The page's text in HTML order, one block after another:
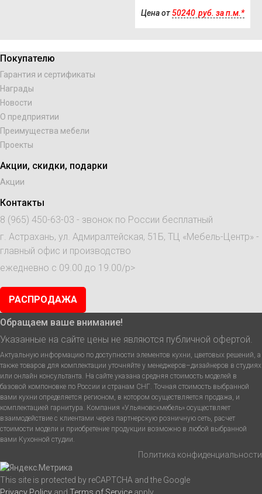
Цена от50240 руб. за п.м.*
Покупателю
Гарантия и сертификаты
Награды
Новости
О предприятии
Преимущества мебели
Проекты
Акции, скидки, подарки
Акции
Контакты
8 (965) 450-63-03 - звонок по России бесплатный
г. Астрахань, ул. Адмиралтейская, 51Б, ТЦ «Мебель-Центр» -
главный офис и производство
ежедневно с 09.00 до 19.00/p>
РАСПРОДАЖА
Обращаем ваше внимание!
Указанные на сайте цены не являются публичной офертой.
Актуальную информацию по доступности элементов кухни, цветовых решений, а
также товаров для комплектации уточняйте у менеджеров–дизайнеров в студиях
или онлайн консультанта. На сайте указана средняя стоимость моделей в
базовой компоновке по России и странам СНГ. Точная стоимость выбранной
вами кухни определяется регионом, в котором осуществляется продажа, и
комплектацией гарнитура. Компания «Ульяновскмебель» осуществляет
взаимодействие с клиентами через партнерскую розничную сеть, расчет
стоимости модели и приобретение продукции возможно в любой выбранной
вами Кухонной студии.
Политика конфиденциальности
This site is protected by reCAPTCHA and the Google